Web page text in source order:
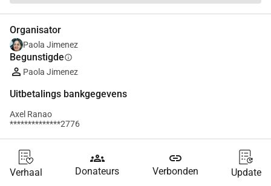
Organisator
Paola Jimenez
Begunstigdeinfo
Paola Jimenez
Uitbetalings bankgegevens
Axel Ranao
**************2776
Verhaal
groups
Donateurs
link
Verbonden Update